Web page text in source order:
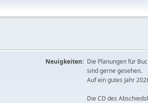
Neuigkeiten: Die Planungen für
sind gerne gesehen.
Auf ein gutes Jahr
Die CD des